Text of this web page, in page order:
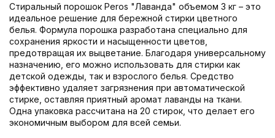
Стиральный порошок Peros "Лаванда" объемом 3 кг – это
идеальное решение для бережной стирки цветного
белья. Формула порошка разработана специально для
сохранения яркости и насыщенности цветов,
предотвращая их выцветание. Благодаря универсальному
назначению, его можно использовать для стирки как
детской одежды, так и взрослого белья. Средство
эффективно удаляет загрязнения при автоматической
стирке, оставляя приятный аромат лаванды на ткани.
Одна упаковка рассчитана на 20 стирок, что делает его
экономичным выбором для всей семьи.